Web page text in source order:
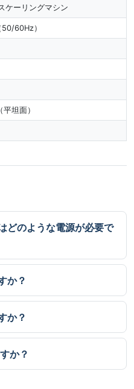
ケーリングマシン
60Hz）
坦面）
どのような電源が必要で
か？
か？
か？